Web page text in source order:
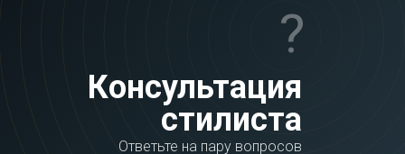
?
Консультация
стилиста
Ответьте на пару вопросов